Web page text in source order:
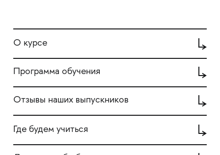
О курсе
Программа обучения
Отзывы наших выпускников
Где будем учиться